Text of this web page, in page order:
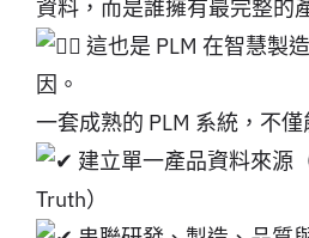
資料，而是誰擁有最完整的
這也是 PLM 在智慧製
因。
一套成熟的 PLM 系統，不僅
建立單一產品資料來源
Truth）